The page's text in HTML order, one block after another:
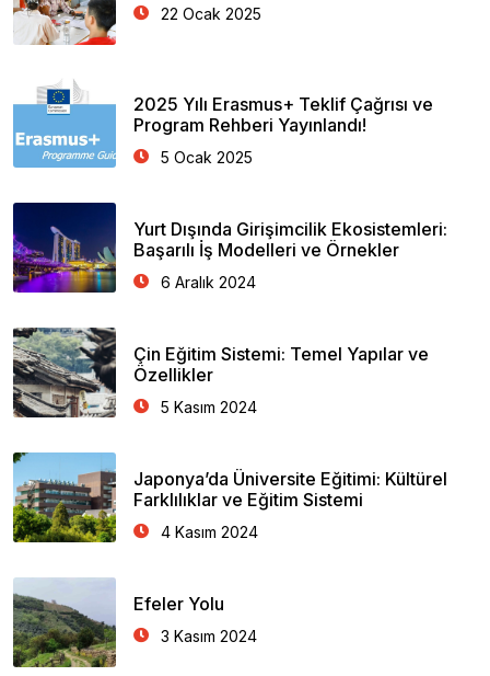
22 Ocak 2025
2025 Yılı Erasmus+ Teklif Çağrısı ve
Program Rehberi Yayınlandı!
5 Ocak 2025
Yurt Dışında Girişimcilik Ekosistemleri:
Başarılı İş Modelleri ve Örnekler
6 Aralık 2024
Çin Eğitim Sistemi: Temel Yapılar ve
Özellikler
5 Kasım 2024
Japonya’da Üniversite Eğitimi: Kültürel
Farklılıklar ve Eğitim Sistemi
4 Kasım 2024
Efeler Yolu
3 Kasım 2024